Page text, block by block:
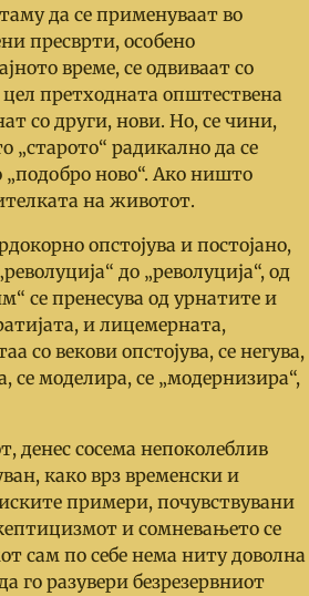
да се применуваат во
пресврти, особено
време, се одвиваат со
цел претходната општествена
со други, нови. Но, се чини,
„старото“ радикално да се
ново“. Ако ништо
на животот.
опстојува и постојано,
до „револуција“, од
се пренесува од урнатите и
и лицемерната,
со векови опстојува, се негува,
се моделира, се „модернизира“,
денес сосема непоколеблив
како врз временски и
примери, почувствувани
и сомневањето се
сам по себе нема ниту доволна
го разувери безрезервниот